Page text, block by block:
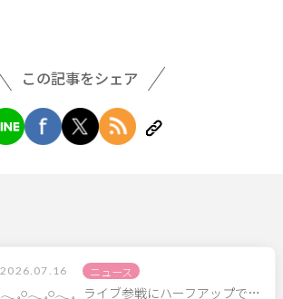
この記事をシェア
2026.07.16 ニュース
𓂃 𓈒𓏸‪𓂃 𓈒𓏸‪𓂃 𓈒 ⁡ ⁡ ライブ参戦にハーフアップで…